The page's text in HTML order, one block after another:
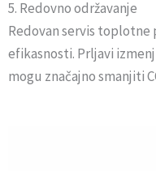
5. Redovno održavanje
Redovan servis
efikasnosti. Prljavi
mogu značajno smanjiti